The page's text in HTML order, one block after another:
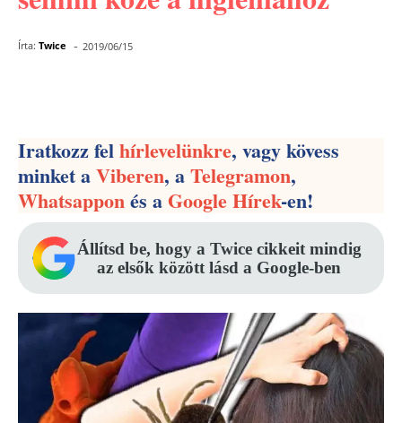
Írta: Twice - 2019/06/15
Iratkozz felhírlevelünkre, vagy kövess
minket aViberen, aTelegramon,
Whatsapponés aGoogle Hírek-en!
Állítsd be, hogy a Twice cikkeit mindig
az elsők között lásd a Google-ben